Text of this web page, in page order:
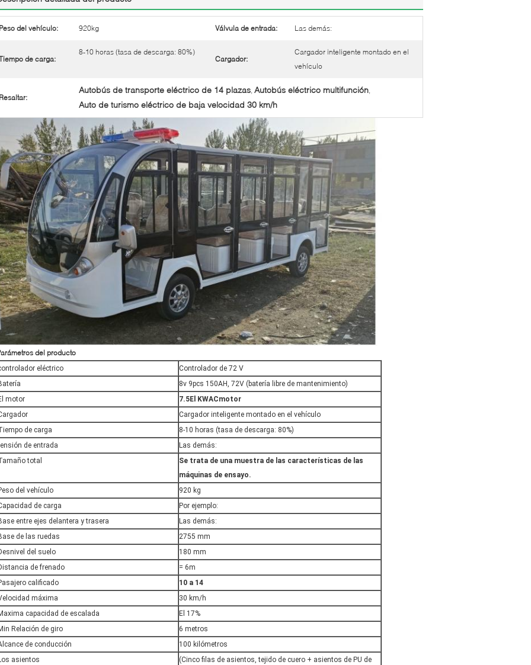
Peso del vehículo: 920kg Válvula de entrada: Las demás:
de carga:
8-10 horas (tasa de descarga: 80%)
Cargador:
Cargador inteligente montado en el
vehículo
Resaltar:
Autobús de transporte eléctrico de 14 plazas, Autobús eléctrico multifunción,
Auto de turismo eléctrico de baja velocidad 30 km/h
del producto
eléctrico
Controlador de 72 V
8v 9pcs 150AH, 72V (batería libre de mantenimiento)
motor
7.5El KWACmotor
Cargador inteligente montado en el vehículo
de carga
8-10 horas (tasa de descarga: 80%)
de entrada
Las demás:
total
Se trata de una muestra de las características de las
máquinas de ensayo.
del vehículo
920 kg
de carga
Por ejemplo:
entre ejes delantera y trasera
Las demás:
de las ruedas
2755 mm
del suelo
180 mm
de frenado
= 6m
calificado
10 a 14
máxima
30 km/h
capacidad de escalada
El 17%
Relación de giro
6 metros
de conducción
100 kilómetros
asientos
(Cinco filas de asientos, tejido de cuero + asientos de PU de